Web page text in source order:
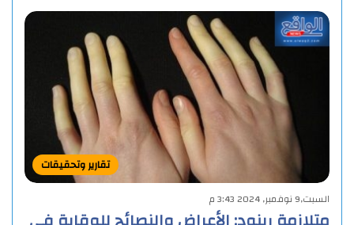
تقارير وتحقيقات
السبت,9 نوفمبر, 2024 3:43 م